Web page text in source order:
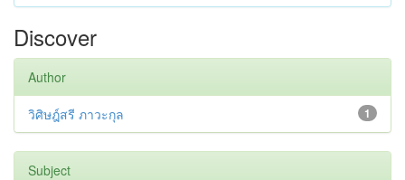
Discover
Author
1
วิศิษฎ์สรี ภาวะกุล
Subject